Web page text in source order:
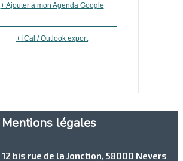
+ Ajouter à mon Agenda Google
+ iCal / Outlook export
Mentions légales
, 12 bis rue de la Jonction, 58000 Nevers